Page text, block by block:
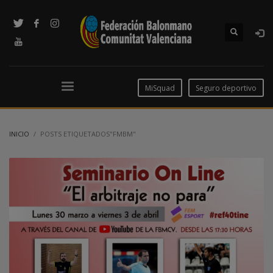
MiSquad Seguro deportivo
INICIO POSTS ETIQUETADOS"FMBM"